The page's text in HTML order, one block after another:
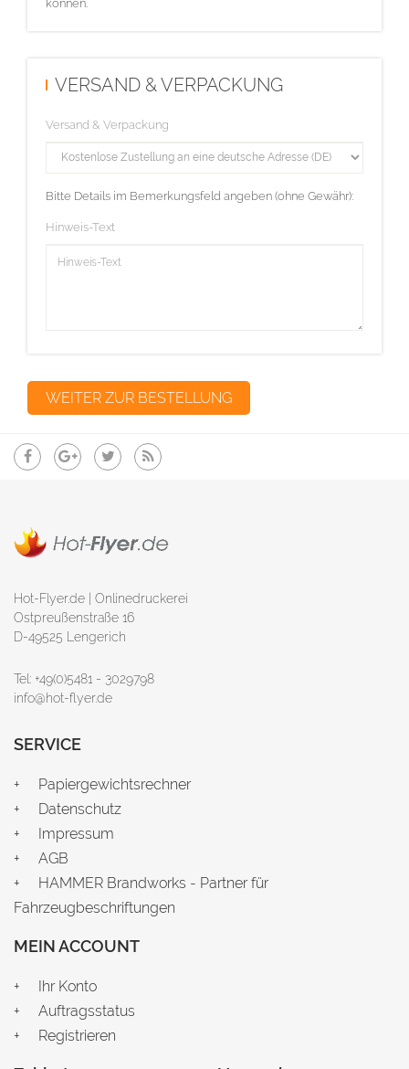
können.
VERSAND & VERPACKUNG
Versand & Verpackung
Bitte Details im Bemerkungsfeld angeben (ohne Gewähr):
Hinweis-Text
Hot-Flyer.de | Onlinedruckerei
Ostpreußenstraße 16
D-49525 Lengerich
Tel: +49(0)5481 - 3029798
info@hot-flyer.de
SERVICE
Papiergewichtsrechner
Datenschutz
Impressum
AGB
HAMMER Brandworks - Partner für
Fahrzeugbeschriftungen
MEIN ACCOUNT
Ihr Konto
Auftragsstatus
Registrieren